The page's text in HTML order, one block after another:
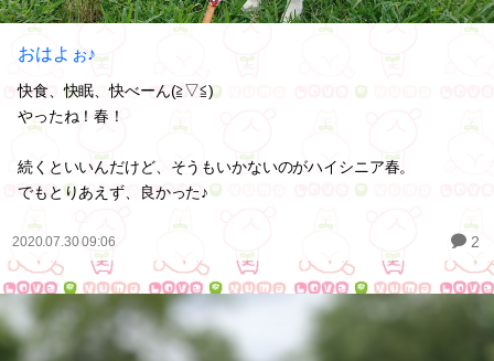
おはよぉ♪
快食、快眠、快べーん(≧▽≦)
やったね！春！
続くといいんだけど、そうもいかないのがハイシニア春。
でもとりあえず、良かった♪
2020.07.30 09:06 2